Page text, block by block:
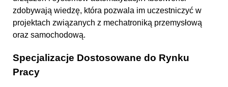
zdobywają wiedzę, która pozwala im uczestniczyć w
projektach związanych z mechatroniką przemysłową
oraz samochodową.
Specjalizacje Dostosowane do Rynku
Pracy